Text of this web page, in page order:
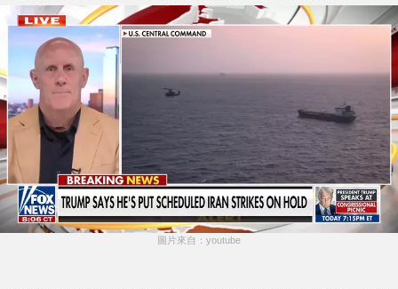
圖片來自：youtube